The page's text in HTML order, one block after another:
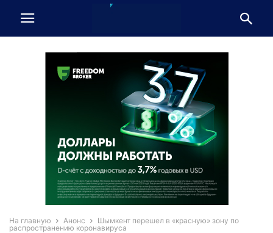
На главную Анонс
Шымкент перешел в «красную» зону по
распространению коронавируса